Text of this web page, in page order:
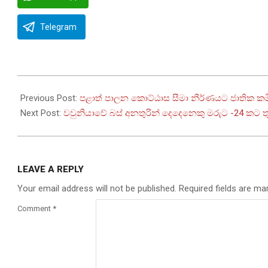
Telegram
11-
05
Previous Post: පළාත් පාලන කොට්ඨාස සීමා නීර්ණයට ජාතික
Next Post: වවුනියාවේ බස් අනතුරින් දෙදෙනෙකු මරුට -24 කට
LEAVE A REPLY
Your email address will not be published. Required fields are
Comment *